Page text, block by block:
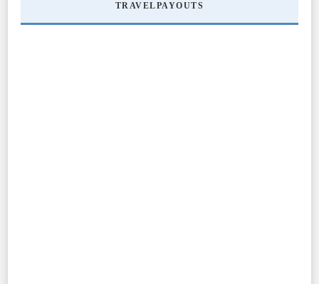
TRAVELPAYOUTS